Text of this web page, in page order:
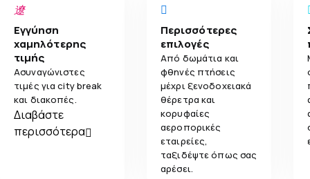
Εγγύηση
χαμηλότερης
τιμής
Ασυναγώνιστες
τιμές για city break
και διακοπές.
Διαβάστε
περισσότερα
Περισσότερες
επιλογές
Από δωμάτια και
φθηνές πτήσεις
μέχρι ξενοδοχειακά
θέρετρα και
κορυφαίες
αεροπορικές
εταιρείες,
ταξιδέψτε όπως σας
αρέσει.